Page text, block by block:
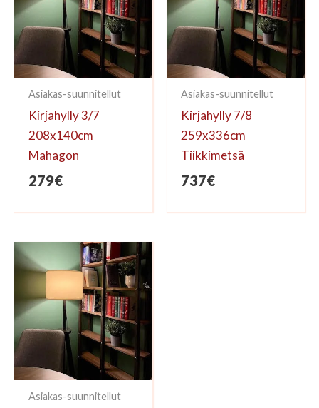
Asiakas-suunnitellut
Kirjahylly 3/7
208x140cm
Mahagon
279€
Asiakas-suunnitellut
Kirjahylly 7/8
259x336cm
Tiikkimetsä
737€
Asiakas-suunnitellut